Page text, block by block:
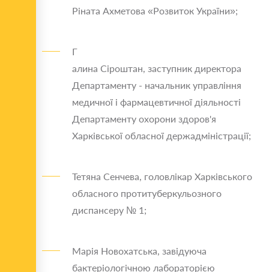
Ріната Ахметова «Розвиток України»;
Г
алина Сіроштан, заступник директора
Департаменту - начальник управління
медичної і фармацевтичної діяльності
Департаменту охорони здоров'я
Харківської обласної держадміністрації;
Тетяна Сенчева, головлікар Харківського
обласного протитуберкульозного
диспансеру № 1;
Марія Новохатська, завідуюча
бактеріологічною лабораторією